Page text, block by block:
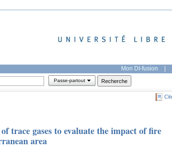
Mon DI-fusion |
Passe-partout
trace gases to evaluate the impact of fire
area